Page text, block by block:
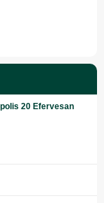
20 Efervesan